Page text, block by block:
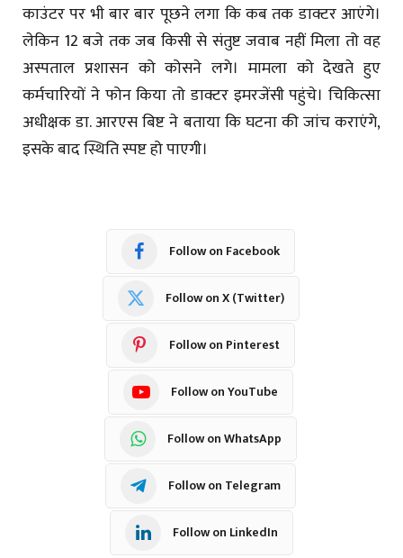
काउंटर पर भी बार बार पूछने लगा कि कब तक डाक्टर आएंगे।
लेकिन 12 बजे तक जब किसी से संतुष्ट जवाब नहीं मिला तो वह
अस्पताल प्रशासन को कोसने लगे। मामला को देखते हुए
कर्मचारियों ने फोन किया तो डाक्टर इमरजेंसी पहुंचे। चिकित्सा
अधीक्षक डा. आरएस बिष्ट ने बताया कि घटना की जांच कराएंगे,
इसके बाद स्थिति स्पष्ट हो पाएगी।
Follow on Facebook
Follow on X (Twitter)
Follow on Pinterest
Follow on YouTube
Follow on WhatsApp
Follow on Telegram
Follow on LinkedIn